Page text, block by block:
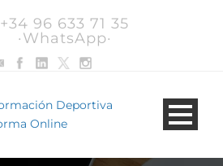
+34 96 633 71 35
·WhatsApp·